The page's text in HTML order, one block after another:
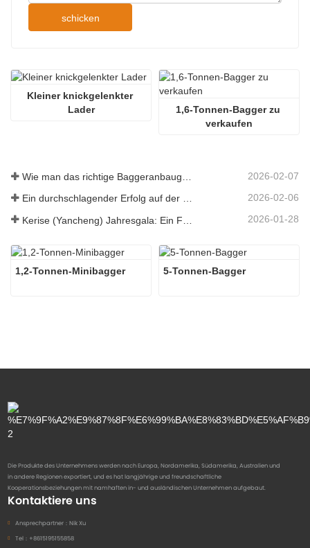
schicken
Kleiner knickgelenkter
Lader
1,6-Tonnen-Bagger zu
verkaufen
2026-02-07
Ein durchschlagender Erfolg auf der 138. Canton Fair! 2026-02-06
2026-01-28
1,2-Tonnen-Minibagger 5-Tonnen-Bagger
Die Produkte des Unternehmens werden nach Europa, Nordamerika, Südamerika, Australien und
in andere Regionen exportiert, und es hat langjährige und freundschaftliche
Kooperationsbeziehungen mit namhaften in- und ausländischen Unternehmen aufgebaut.
Kontaktiere uns
Ansprechpartner： Nik Xu
Tel： +8615195155858